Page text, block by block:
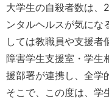
大学生の自殺者数は、
ンタルヘルスが気にな
しては教職員や支援者
障害学生支援室・学生
援部署が連携し、全学
そこで、この度は、学